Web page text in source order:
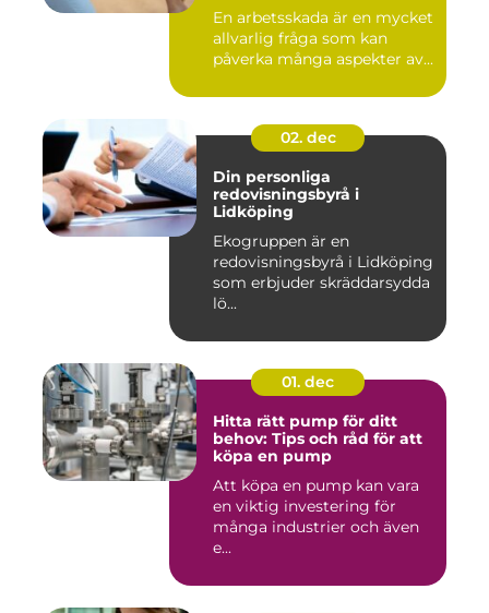
En arbetsskada är en mycket
allvarlig fråga som kan
påverka många aspekter av...
02. dec
Din personliga
redovisningsbyrå i
Lidköping
Ekogruppen är en
redovisningsbyrå i Lidköping
som erbjuder skräddarsydda
lö...
01. dec
Hitta rätt pump för ditt
behov: Tips och råd för att
köpa en pump
Att köpa en pump kan vara
en viktig investering för
många industrier och även
e...